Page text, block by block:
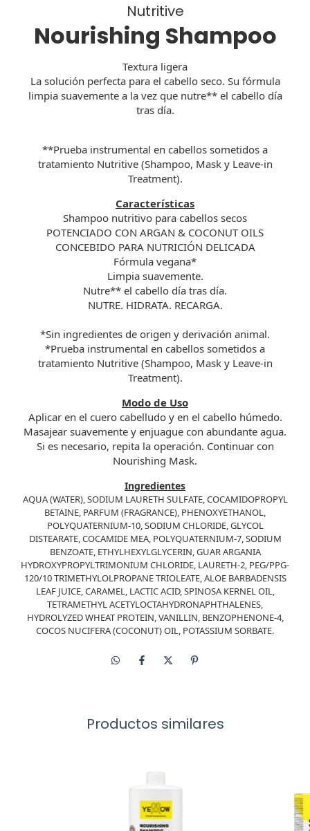
Nutritive
Nourishing Shampoo
Textura ligera
La solución perfecta para el cabello seco. Su fórmula
limpia suavemente a la vez que nutre** el cabello día
tras día.
**Prueba instrumental en cabellos sometidos a
tratamiento Nutritive (Shampoo, Mask y Leave-in
Treatment).
Características
Shampoo nutritivo para cabellos secos
POTENCIADO CON ARGAN & COCONUT OILS
CONCEBIDO PARA NUTRICIÓN DELICADA
Fórmula vegana*
Limpia suavemente.
Nutre** el cabello día tras día.
NUTRE. HIDRATA. RECARGA.
*Sin ingredientes de origen y derivación animal.
*Prueba instrumental en cabellos sometidos a
tratamiento Nutritive (Shampoo, Mask y Leave-in
Treatment).
Modo de Uso
Aplicar en el cuero cabelludo y en el cabello húmedo.
Masajear suavemente y enjuague con abundante agua.
Si es necesario, repita la operación. Continuar con
Nourishing Mask.
Ingredientes
AQUA (WATER), SODIUM LAURETH SULFATE, COCAMIDOPROPYL
BETAINE, PARFUM (FRAGRANCE), PHENOXYETHANOL,
POLYQUATERNIUM-10, SODIUM CHLORIDE, GLYCOL
DISTEARATE, COCAMIDE MEA, POLYQUATERNIUM-7, SODIUM
BENZOATE, ETHYLHEXYLGLYCERIN, GUAR ARGANIA
HYDROXYPROPYLTRIMONIUM CHLORIDE, LAURETH-2, PEG/PPG-
120/10 TRIMETHYLOLPROPANE TRIOLEATE, ALOE BARBADENSIS
LEAF JUICE, CARAMEL, LACTIC ACID, SPINOSA KERNEL OIL,
TETRAMETHYL ACETYLOCTAHYDRONAPHTHALENES,
HYDROLYZED WHEAT PROTEIN, VANILLIN, BENZOPHENONE-4,
COCOS NUCIFERA (COCONUT) OIL, POTASSIUM SORBATE.
Productos similares